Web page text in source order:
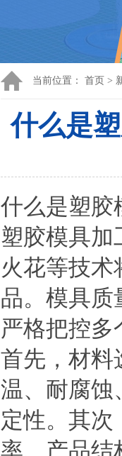
当前位置： 首页 >
什么是
什么是塑胶
塑胶模具加
火花等技
品。模具质
严格把控多
首先，材料
温、耐腐蚀
定性。其次
率、产品结